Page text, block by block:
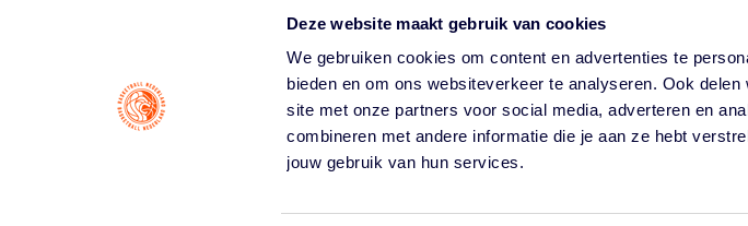
Deze website maakt gebruik van cookies
We gebruiken cookies om content en advertenties te
bieden en om ons websiteverkeer te analyseren. Ook
site met onze partners voor social media, adverteren en
combineren met andere informatie die je aan ze hebt
jouw gebruik van hun services.
Bondsreglementen
Klachtenregeling
Partners
Vacatures